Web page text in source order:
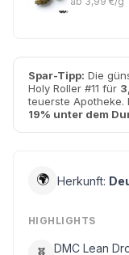
Spar-Tipp: Die
Holy Roller #11 für
teuerste Apotheke.
19% unter dem
🌍 Herkunft:
HIGHLIGHTS
DMC Lean